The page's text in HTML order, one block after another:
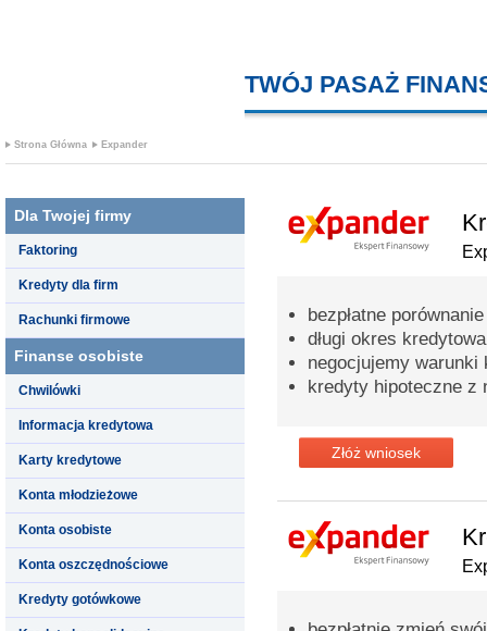
TWÓJ PASAŻ
Strona Główna Expander
Dla Twojej firmy
Faktoring
Kredyty dla firm
Rachunki firmowe
Finanse osobiste
Chwilówki
Informacja kredytowa
Karty kredytowe
Konta młodzieżowe
Konta osobiste
Konta oszczędnościowe
Kredyty gotówkowe
bezpłatne
długi okres
negocjujemy warunki
kredyty hipoteczne z
Złóż wniosek